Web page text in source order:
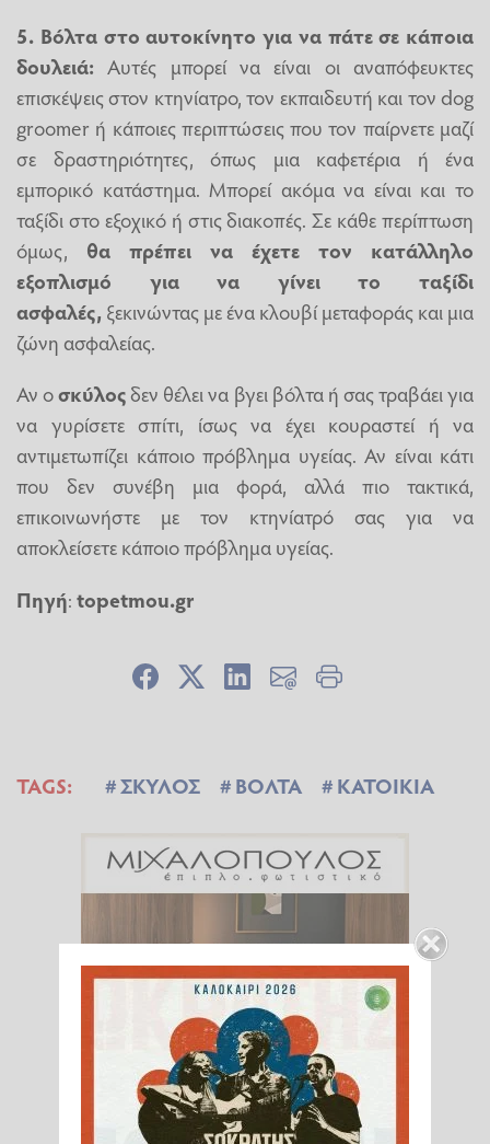
5. Βόλτα στο αυτοκίνητο για να πάτε σε κάποια
δουλειά:Αυτές μπορεί να είναι οι αναπόφευκτες
επισκέψεις στον κτηνίατρο, τον εκπαιδευτή και τον dog
groomer ή κάποιες περιπτώσεις που τον παίρνετε μαζί
σε δραστηριότητες, όπως μια καφετέρια ή ένα
εμπορικό κατάστημα. Μπορεί ακόμα να είναι και το
ταξίδι στο εξοχικό ή στις διακοπές. Σε κάθε περίπτωση
όμως, θα πρέπει να έχετε τον κατάλληλο
εξοπλισμό για να γίνει το ταξίδι
ασφαλές, ξεκινώντας με ένα κλουβί μεταφοράς και μια
ζώνη ασφαλείας.
Αν οσκύλοςδεν θέλει να βγει βόλτα ή σας τραβάει για
να γυρίσετε σπίτι, ίσως να έχει κουραστεί ή να
αντιμετωπίζει κάποιο πρόβλημα υγείας. Αν είναι κάτι
που δεν συνέβη μια φορά, αλλά πιο τακτικά,
επικοινωνήστε με τον κτηνίατρό σας για να
αποκλείσετε κάποιο πρόβλημα υγείας.
Πηγή:topetmou.gr
TAGS: ΣΚΥΛΟΣ ΒΟΛΤΑ ΚΑΤΟΙΚΙΑ